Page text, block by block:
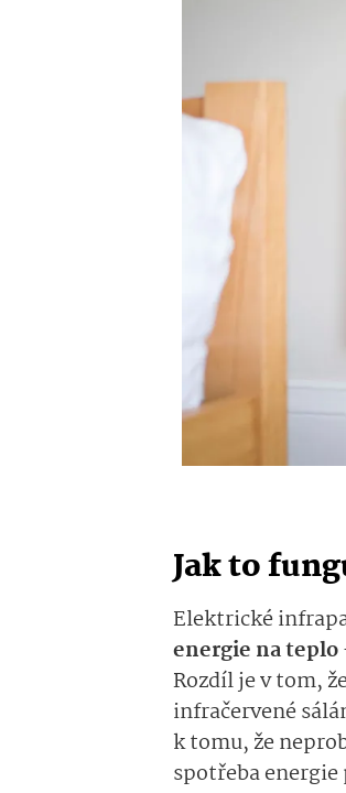
Jak to
Elektrické
energie na teplo
Rozdíl je v tom,
infračervené
k tomu, že
spotřeba